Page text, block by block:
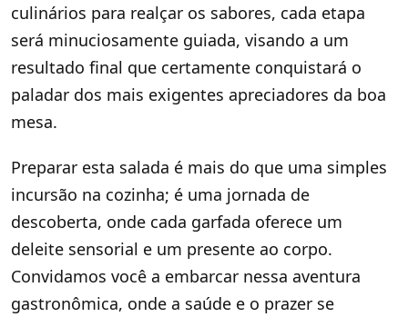
culinários para realçar os sabores, cada etapa
será minuciosamente guiada, visando a um
resultado final que certamente conquistará o
paladar dos mais exigentes apreciadores da boa
mesa.
Preparar esta salada é mais do que uma simples
incursão na cozinha; é uma jornada de
descoberta, onde cada garfada oferece um
deleite sensorial e um presente ao corpo.
Convidamos você a embarcar nessa aventura
gastronômica, onde a saúde e o prazer se